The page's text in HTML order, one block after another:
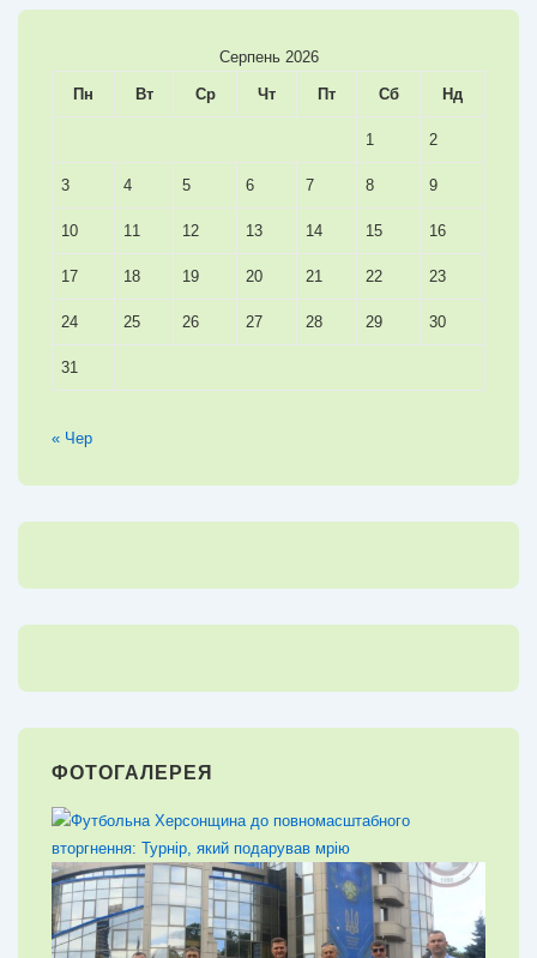
Серпень 2026
Пн Вт Ср Чт Пт Сб Нд
1 2
3 4 5 6 7 8 9
10 11 12 13 14 15 16
17 18 19 20 21 22 23
24 25 26 27 28 29 30
31
« Чер
ФОТОГАЛЕРЕЯ